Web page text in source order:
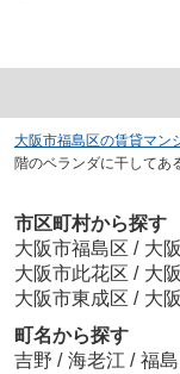
大阪市福島区の賃貸マン
階のベランダに干してあ
市区町村から探す
大阪市福島区 / 大
大阪市此花区 / 大
大阪市東成区 / 大
町名から探す
吉野 / 海老江 / 福島